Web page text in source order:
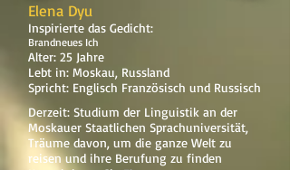
Elena Dyu
Inspirierte das Gedicht:
Brandneues Ich
Alter: 25 Jahre
Lebt in: Moskau, Russland
Spricht: Englisch Französisch und Russisch
Derzeit: Studium der Linguistik an der
Moskauer Staatlichen Sprachuniversität,
Träume davon, um die ganze Welt zu
reisen und ihre Berufung zu finden